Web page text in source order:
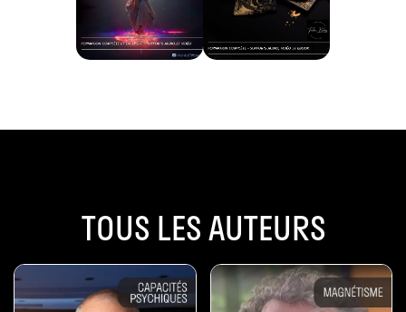
TOUS LES AUTEURS